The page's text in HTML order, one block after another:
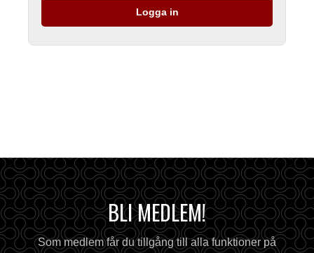
Logga in
BLI MEDLEM!
Som medlem får du tillgång till alla funktioner på